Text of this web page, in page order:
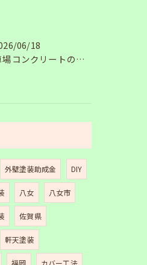
06/18
駐車場コンクリートのひび割れは放置NG？原因と補修工事の施工事例を紹介
外壁塗装助成金 DIY
八女 八女市
佐賀県
軒天塗装